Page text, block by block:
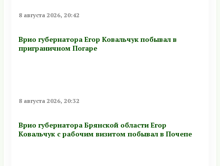
8 августа 2026, 20:42
Врио губернатора Егор Ковальчук побывал в
приграничном Погаре
8 августа 2026, 20:32
Врио губернатора Брянской области Егор
Ковальчук с рабочим визитом побывал в Почепе